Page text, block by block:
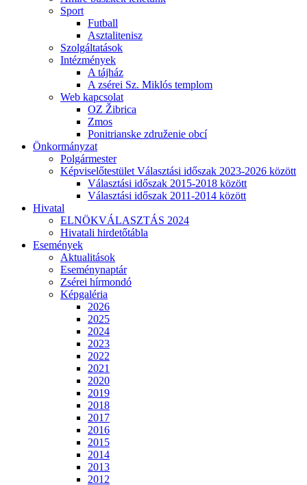
Sport
Futball
Asztalitenisz
Szolgáltatások
Intézmények
A tájház
A zsérei Sz. Miklós templom
Web kapcsolat
OZ Žibrica
Zmos
Ponitrianske združenie obcí
Önkormányzat
Polgármester
Képviselőtestület Választási időszak 2023-2026 között
Választási időszak 2015-2018 között
Választási időszak 2011-2014 között
Hivatal
ELNÖKVÁLASZTÁS 2024
Hivatali hirdetőtábla
Események
Aktualitások
Eseménynaptár
Zsérei hírmondó
Képgaléria
2026
2025
2024
2023
2022
2021
2020
2019
2018
2017
2016
2015
2014
2013
2012